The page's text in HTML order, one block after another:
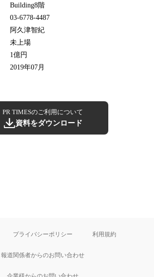
Building8階
03-6778-4487
阿久津智紀
未上場
1億円
2019年07月
PR TIMESのご利用について
資料をダウンロード
プライバシーポリシー 利用規約
報道関係者からのお問い合わせ